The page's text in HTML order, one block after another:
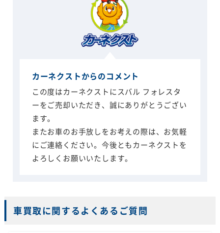
カーネクストからのコメント
この度はカーネクストにスバル フォレスタ
ーをご売却いただき、誠にありがとうござい
ます。
またお車のお手放しをお考えの際は、お気軽
にご連絡ください。今後ともカーネクストを
よろしくお願いいたします。
車買取に関するよくあるご質問